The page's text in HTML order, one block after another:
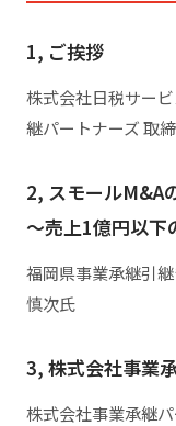
1, ご挨拶
株式会社日税サー
継パートナーズ 取
2, スモールM&A
～売上1億円以下
福岡県事業承継引
慎次氏
3, 株式会社事業
株式会社事業承継